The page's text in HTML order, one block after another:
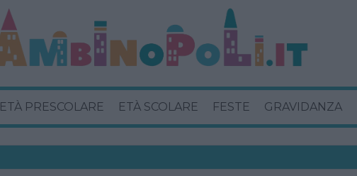
ETÀ PRESCOLARE ETÀ SCOLARE FESTE GRAVIDANZA